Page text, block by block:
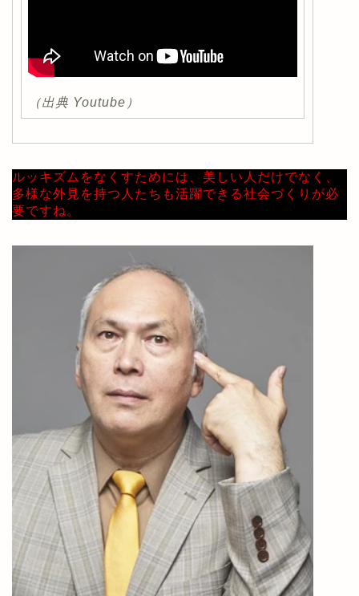
（出典 Youtube）
ルッキズムをなくすためには、美しい人だけでなく、
多様な外見を持つ人たちも活躍できる社会づくりが必
要ですね。